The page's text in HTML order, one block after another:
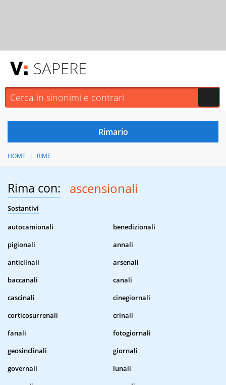
SAPERE
HOME RIME
Rima con: ascensionali
Sostantivi
autocamionali
benedizionali
pigionali
annali
anticlinali
arsenali
baccanali
canali
cascinali
cinegiornali
corticosurrenali
crinali
fanali
fotogiornali
geosinclinali
giornali
governali
lunali